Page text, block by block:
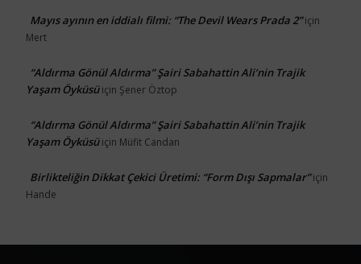
Mayıs ayının en iddialı filmi: “The Devil Wears Prada 2”için
Mert
“Aldırma Gönül Aldırma” Şairi Sabahattin Ali’nin Trajik
Yaşam Öyküsüiçin Şener Öztop
“Aldırma Gönül Aldırma” Şairi Sabahattin Ali’nin Trajik
Yaşam Öyküsüiçin Müfit Candan
Birlikteliğin Dikkat Çekici Üretimi: “Form Dışı Sapmalar”için
Hande